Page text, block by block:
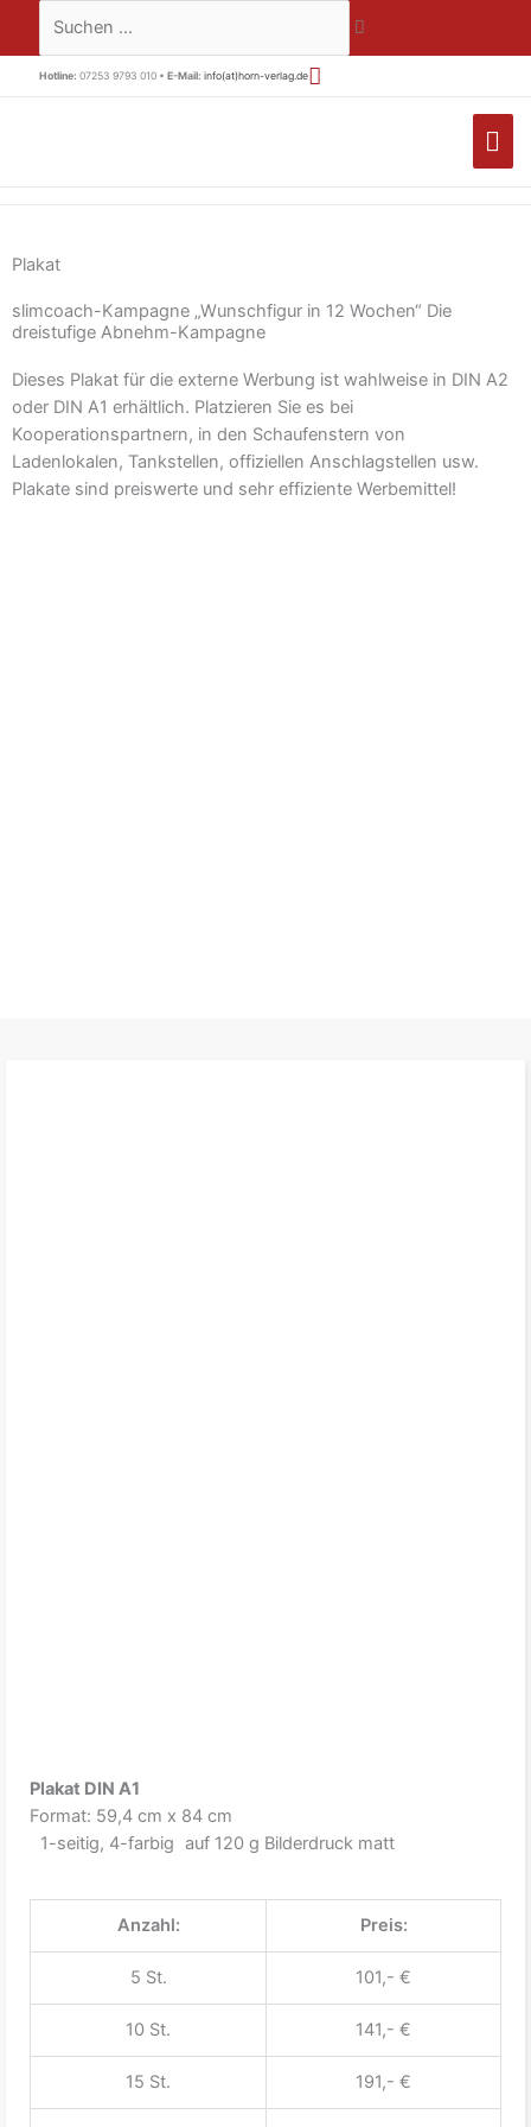
springen
Suchen …
Hotline: 07253 9793 010 • E-Mail: info(at)horn-verlag.de
Plakat
slimcoach-Kampagne „Wunschfigur in 12 Wochen“ Die
dreistufige Abnehm-Kampagne
Dieses Plakat für die externe Werbung ist wahlweise in DIN A2
oder DIN A1 erhältlich. Platzieren Sie es bei
Kooperationspartnern, in den Schaufenstern von
Ladenlokalen, Tankstellen, offiziellen Anschlagstellen usw.
Plakate sind preiswerte und sehr effiziente Werbemittel!
Plakat DIN A1
Format: 59,4 cm x 84 cm
1-seitig, 4-farbig auf 120 g Bilderdruck matt
Anzahl: Preis:
5 St. 101,- €
10 St. 141,- €
15 St. 191,- €